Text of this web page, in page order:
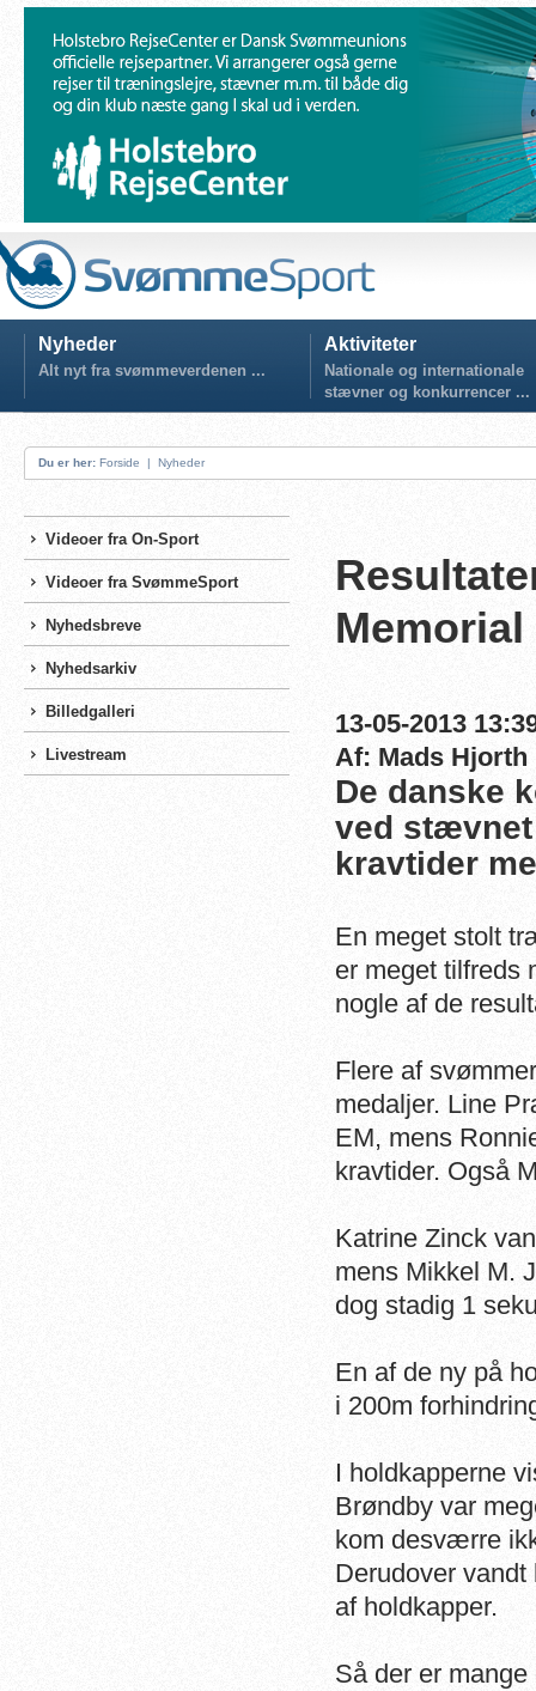
Nyheder
Alt nyt fra svømmeverdenen ...
Aktiviteter
Nationale og internationale
stævner og konkurrencer ...
Du er her: Forside | Nyheder
Videoer fra On-Sport
Videoer fra SvømmeSport
Nyhedsbreve
Nyhedsarkiv
Billedgalleri
Livestream
Memorial
13-05-2013
Af: Mads Hjorth
De danske
ved stævnet
kravtider
En meget stolt
er meget tilfreds
nogle af de
Flere af
medaljer. Line
EM, mens
kravtider. Også
Katrine Zinck
mens Mikkel M.
dog stadig 1
En af de ny på
i 200m
I holdkapperne
Brøndby var
kom desværre
Derudover
af holdkapper.
Så der er